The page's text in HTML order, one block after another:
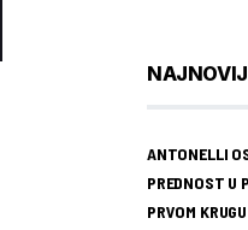
ANTONELLI
PREDNOST U
PRVOM KRUGU